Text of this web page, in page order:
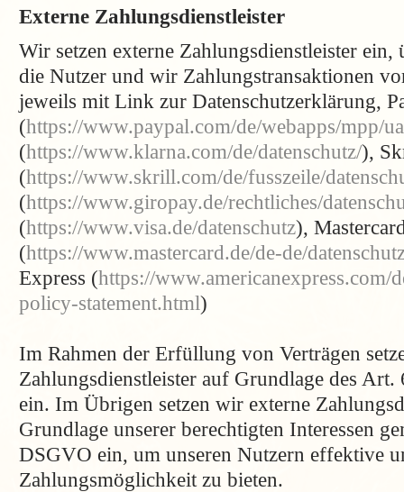
Externe Zahlungsdienstleister
Wir setzen externe Zahlungsdienstleister ein,
die Nutzer und wir Zahlungstransaktionen
jeweils mit Link zur Datenschutzerklärung,
(https://www.paypal.com/de/webapps/mpp/
(https://www.klarna.com/de/datenschutz/),
(https://www.skrill.com/de/fusszeile/
(https://www.giropay.de/rechtliches/
(https://www.visa.de/datenschutz),
(https://www.mastercard.de/de-de/
Express (https://www.americanexpress.com/
policy-statement.html)
Im Rahmen der Erfüllung von Verträgen
Zahlungsdienstleister auf Grundlage des
ein. Im Übrigen setzen wir externe
Grundlage unserer berechtigten Interessen
DSGVO ein, um unseren Nutzern effektive
Zahlungsmöglichkeit zu bieten.